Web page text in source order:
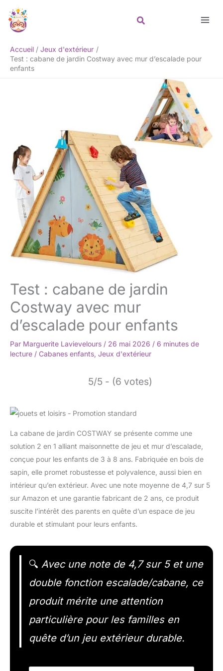
contenu
Accueil
Jeux d'extérieur
Test : cabane de jardin Costway avec mur d’escalade pour
enfants
Test : cabane de jardin
Costway avec mur
d’escalade pour enfants
Par Marguerite Lavievelours / 26 mai 2026 / 6 minutes de
lecture / Cabanes enfants, Jeux d'extérieur
5/5 - (6 votes)
La cabane de jardin COSTWAY se présente comme une
solution 2 en 1 alliant maisonnette de jeu et mur d’escalade,
conçue pour les enfants de 3 à 8 ans. Fabriquée en bois de
sapin, elle promet robustesse et polyvalence, aussi bien en
intérieur qu’en extérieur. Avec une note moyenne de 4,7 sur 5
sur Amazon et une garantie fabricant de 2 ans, ce produit
suscite l’intérêt des parents en quête d’un espace de jeu
durable et stimulant pour leurs enfants.
🔍 Avec une note de 4,7 sur 5 et une
double fonction escalade/cabane, ce
produit mérite une attention
particulière pour les familles en
quête d’un jeu extérieur durable.
Rechercher